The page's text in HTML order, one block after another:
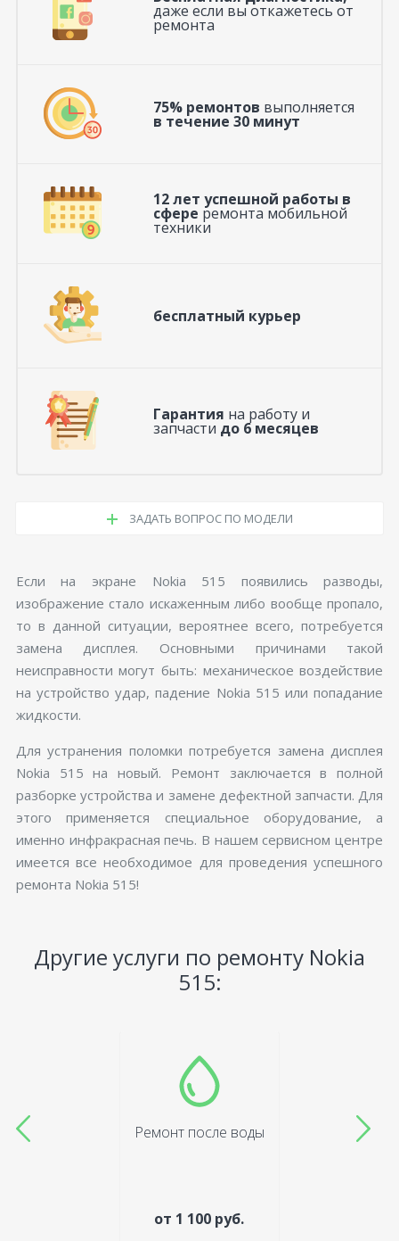
даже если вы откажетесь от
ремонта
75% ремонтов выполняется
в течение 30 минут
12 лет успешной работы в
сфере ремонта мобильной
техники
бесплатный курьер
Гарантия на работу и
запчасти до 6 месяцев
ЗАДАТЬ ВОПРОС ПО МОДЕЛИ
Если на экране Nokia 515 появились разводы,
изображение стало искаженным либо вообще пропало,
то в данной ситуации, вероятнее всего, потребуется
замена дисплея. Основными причинами такой
неисправности могут быть: механическое воздействие
на устройство удар, падение Nokia 515 или попадание
жидкости.
Для устранения поломки потребуется замена дисплея
Nokia 515 на новый. Ремонт заключается в полной
разборке устройства и замене дефектной запчасти. Для
этого применяется специальное оборудование, а
именно инфракрасная печь. В нашем сервисном центре
имеется все необходимое для проведения успешного
ремонта Nokia 515!
Другие услуги по ремонту Nokia
515:
Ремонт после воды
от 1 100 руб.